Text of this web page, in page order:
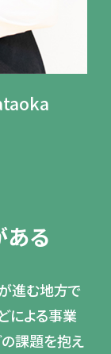
る
進む地方で
による事業
課題を抱え